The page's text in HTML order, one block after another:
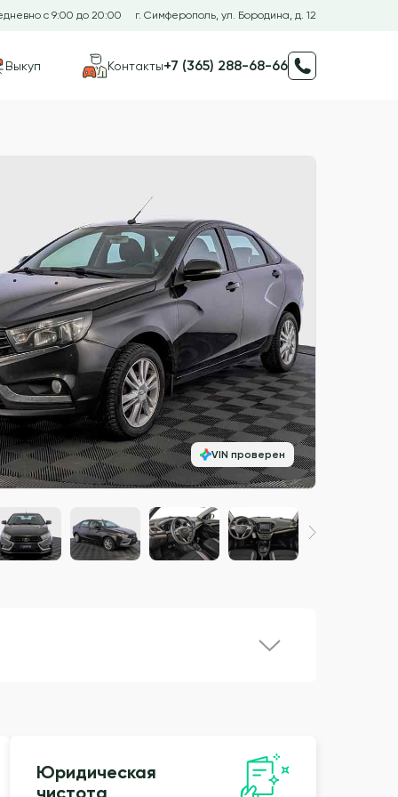
с 9:00 до 20:00 г. Симферополь, ул. Бородина, д. 12
Выкуп Контакты+7 (365) 288-68-66
VIN проверен
Юридическая
чистота